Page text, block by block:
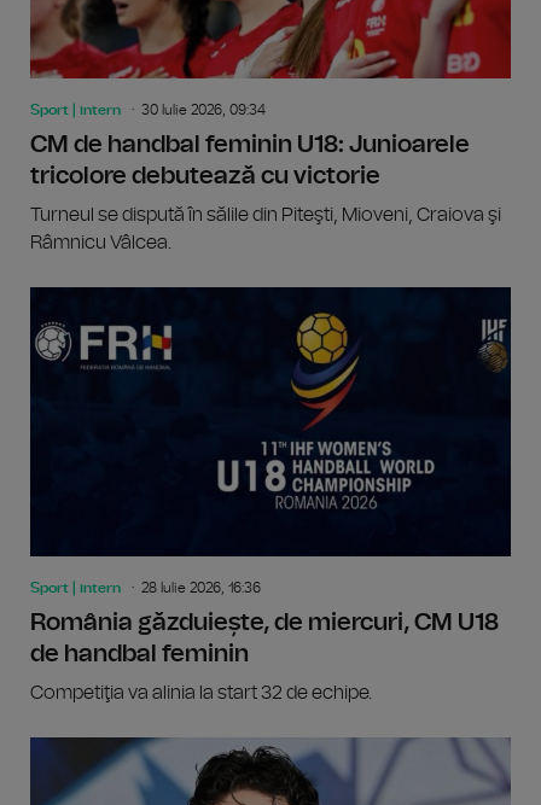
Sport | intern 30 Iulie 2026, 09:34
CM de handbal feminin U18: Junioarele
tricolore debutează cu victorie
Turneul se dispută în sălile din Piteşti, Mioveni, Craiova şi
Râmnicu Vâlcea.
Sport | intern 28 Iulie 2026, 16:36
România găzduiește, de miercuri, CM U18
de handbal feminin
Competiţia va alinia la start 32 de echipe.